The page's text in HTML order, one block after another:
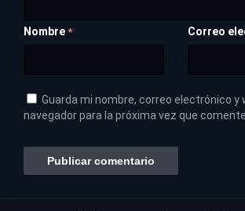
Nombre * Correo
Guarda mi nombre, correo electrónico y
navegador para la próxima vez que comente.